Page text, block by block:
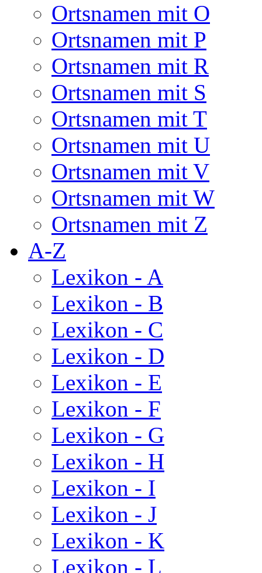
Ortsnamen mit O
Ortsnamen mit P
Ortsnamen mit R
Ortsnamen mit S
Ortsnamen mit T
Ortsnamen mit U
Ortsnamen mit V
Ortsnamen mit W
Ortsnamen mit Z
A-Z
Lexikon - A
Lexikon - B
Lexikon - C
Lexikon - D
Lexikon - E
Lexikon - F
Lexikon - G
Lexikon - H
Lexikon - I
Lexikon - J
Lexikon - K
Lexikon - L